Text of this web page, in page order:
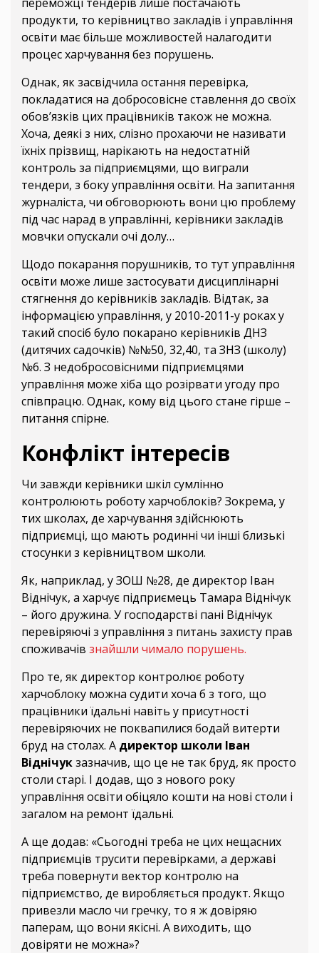
продукти, то керівництво закладів і управління
освіти має більше можливостей налагодити
процес харчування без порушень.
Однак, як засвідчила остання перевірка,
покладатися на добросовісне ставлення до своїх
обов’язків цих працівників також не можна.
Хоча, деякі з них, слізно прохаючи не називати
їхніх прізвищ, нарікають на недостатній
контроль за підприємцями, що виграли
тендери, з боку управління освіти. На запитання
журналіста, чи обговорюють вони цю проблему
під час нарад в управлінні, керівники закладів
мовчки опускали очі долу…
Щодо покарання порушників, то тут управління
освіти може лише застосувати дисциплінарні
стягнення до керівників закладів. Відтак, за
інформацією управління, у 2010-2011-у роках у
такий спосіб було покарано керівників ДНЗ
(дитячих садочків) №№50, 32,40, та ЗНЗ (школу)
№6. З недобросовісними підприємцями
управління може хіба що розірвати угоду про
співпрацю. Однак, кому від цього стане гірше –
питання спірне.
Конфлікт інтересів
Чи завжди керівники шкіл сумлінно
контролюють роботу харчоблоків? Зокрема, у
тих школах, де харчування здійснюють
підприємці, що мають родинні чи інші близькі
стосунки з керівництвом школи.
Як, наприклад, у ЗОШ №28, де директор Іван
Віднічук, а харчує підприємець Тамара Віднічук
– його дружина. У господарстві пані Віднічук
перевіряючі з управління з питань захисту прав
споживачів знайшли чимало порушень.
Про те, як директор контролює роботу
харчоблоку можна судити хоча б з того, що
працівники їдальні навіть у присутності
перевіряючих не поквапилися бодай витерти
бруд на столах. А директор школи Іван
Віднічукзазначив, що це не так бруд, як просто
столи старі. І додав, що з нового року
управління освіти обіцяло кошти на нові столи і
загалом на ремонт їдальні.
А ще додав: «Сьогодні треба не цих нещасних
підприємців трусити перевірками, а державі
треба повернути вектор контролю на
підприємство, де виробляється продукт. Якщо
привезли масло чи гречку, то я ж довіряю
паперам, що вони якісні. А виходить, що
довіряти не можна»?